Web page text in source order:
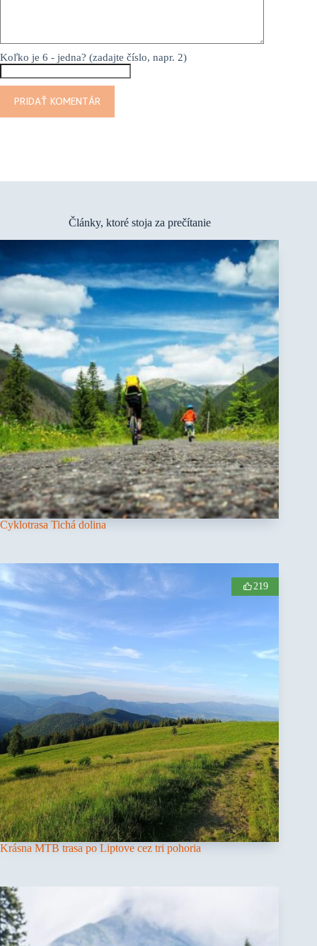
Koľko je 6 - jedna? (zadajte číslo, napr. 2)
PRIDAŤ KOMENTÁR
Články, ktoré stoja za prečítanie
Cyklotrasa Tichá dolina
219
Krásna MTB trasa po Liptove cez tri pohoria